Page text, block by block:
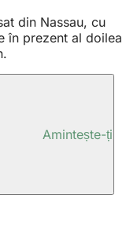
din Nassau, cu
în prezent al doilea
Amintește-ți